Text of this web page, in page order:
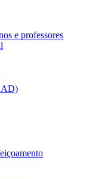
e professores